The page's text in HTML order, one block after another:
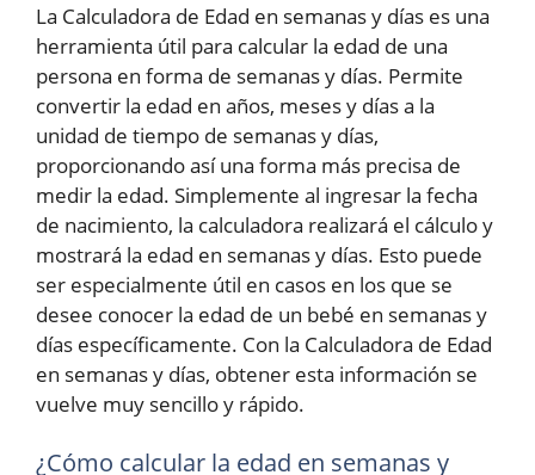
La Calculadora de Edad en semanas y días es una
herramienta útil para calcular la edad de una
persona en forma de semanas y días. Permite
convertir la edad en años, meses y días a la
unidad de tiempo de semanas y días,
proporcionando así una forma más precisa de
medir la edad. Simplemente al ingresar la fecha
de nacimiento, la calculadora realizará el cálculo y
mostrará la edad en semanas y días. Esto puede
ser especialmente útil en casos en los que se
desee conocer la edad de un bebé en semanas y
días específicamente. Con la Calculadora de Edad
en semanas y días, obtener esta información se
vuelve muy sencillo y rápido.
¿Cómo calcular la edad en semanas y